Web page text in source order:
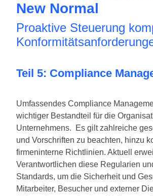
New Normal
Proaktive Steuerung
Teil 5: Compliance
Umfassendes Compliance
wichtiger Bestandteil für die
Unternehmens. Es gilt zahlreiche
und Vorschriften zu beachten, hinzu
firmeninterne Richtlinien. Aktuell
Verantwortlichen diese Regularien
Standards, um die Sicherheit und
Mitarbeiter, Besucher und externer